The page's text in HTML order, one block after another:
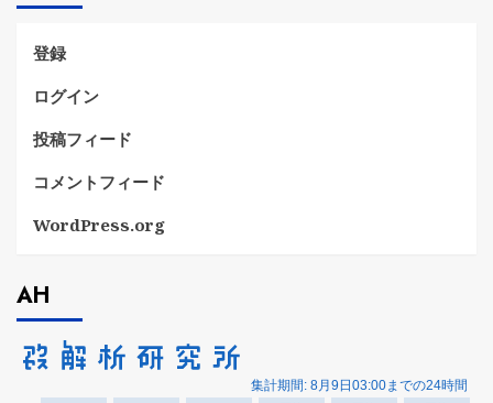
ー
登録
ログイン
投稿フィード
コメントフィード
WordPress.org
AH